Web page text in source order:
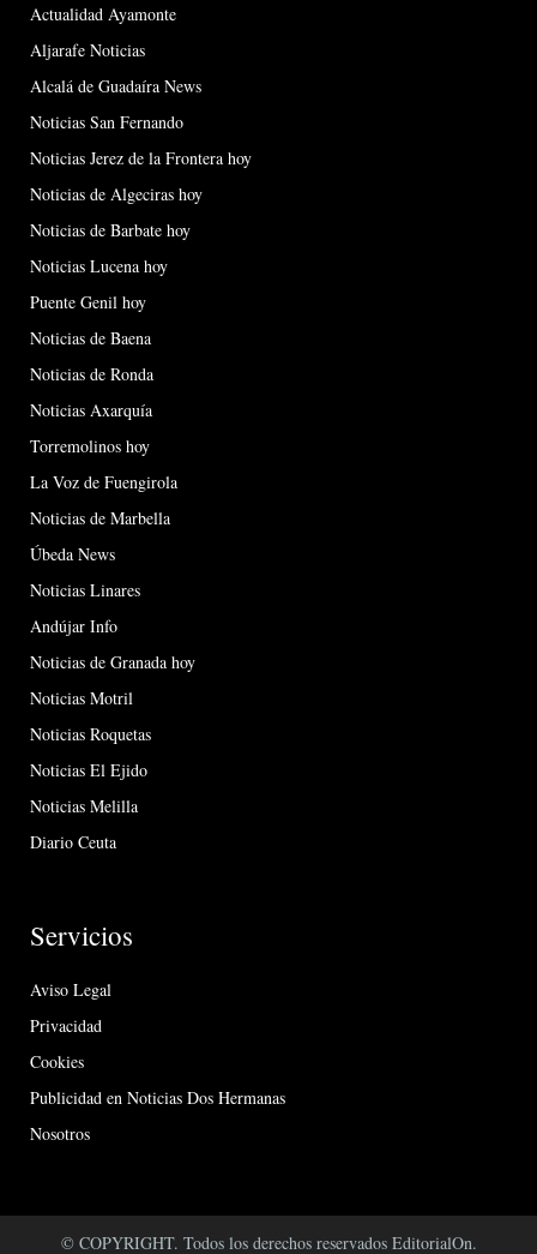
Actualidad Ayamonte
Aljarafe Noticias
Alcalá de Guadaíra News
Noticias San Fernando
Noticias Jerez de la Frontera hoy
Noticias de Algeciras hoy
Noticias de Barbate hoy
Noticias Lucena hoy
Puente Genil hoy
Noticias de Baena
Noticias de Ronda
Noticias Axarquía
Torremolinos hoy
La Voz de Fuengirola
Noticias de Marbella
Úbeda News
Noticias Linares
Andújar Info
Noticias de Granada hoy
Noticias Motril
Noticias Roquetas
Noticias El Ejido
Noticias Melilla
Diario Ceuta
Servicios
Aviso Legal
Privacidad
Cookies
Publicidad en Noticias Dos Hermanas
Nosotros
© COPYRIGHT. Todos los derechos reservados EditorialOn.